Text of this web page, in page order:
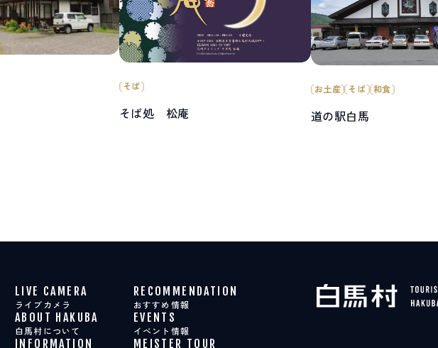
そば
そば処 松庵
お土産 そば 和食
道の駅白馬
LIVE CAMERA
ライブカメラ
RECOMMENDATION
おすすめ情報
ABOUT HAKUBA
白馬村について
EVENTS
イベント情報
INFORMATION MEISTER TOUR